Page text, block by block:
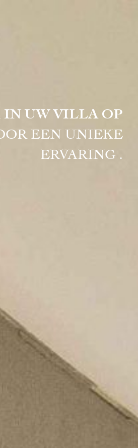
IN UW VILLA OP
EEN UNIEKE
ERVARING .